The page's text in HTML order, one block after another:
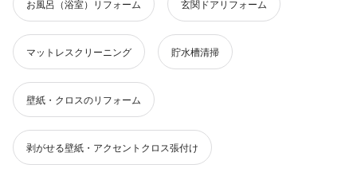
お風呂（浴室）リフォーム 玄関ドアリフォーム
マットレスクリーニング 貯水槽清掃
壁紙・クロスのリフォーム
剥がせる壁紙・アクセントクロス張付け